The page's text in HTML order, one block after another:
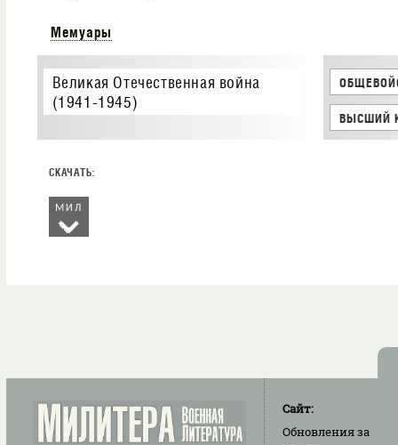
Мемуары
Великая Отечественная война
(1941-1945)
ВЫСШИЙ
МИЛ
Сайт:
Обновленияза